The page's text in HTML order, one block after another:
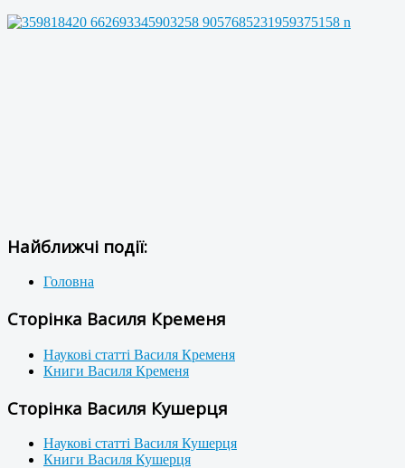
Найближчі події:
Головна
Сторінка Василя Кременя
Наукові статті Василя Кременя
Книги Василя Кременя
Сторінка Василя Кушерця
Наукові статті Василя Кушерця
Книги Василя Кушерця